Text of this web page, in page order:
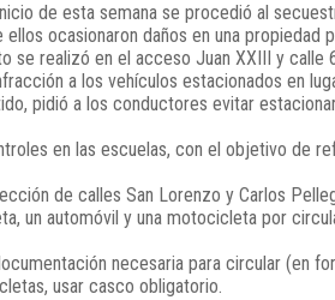
de esta semana se procedió al
ocasionaron daños en una propiedad
se realizó en el acceso Juan XXIII y calle
a los vehículos estacionados en
pidió a los conductores evitar
en las escuelas, con el objetivo de
de calles San Lorenzo y Carlos
un automóvil y una motocicleta por
necesaria para circular (en
usar casco obligatorio.